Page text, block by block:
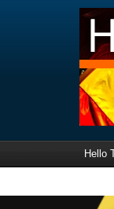
Hello